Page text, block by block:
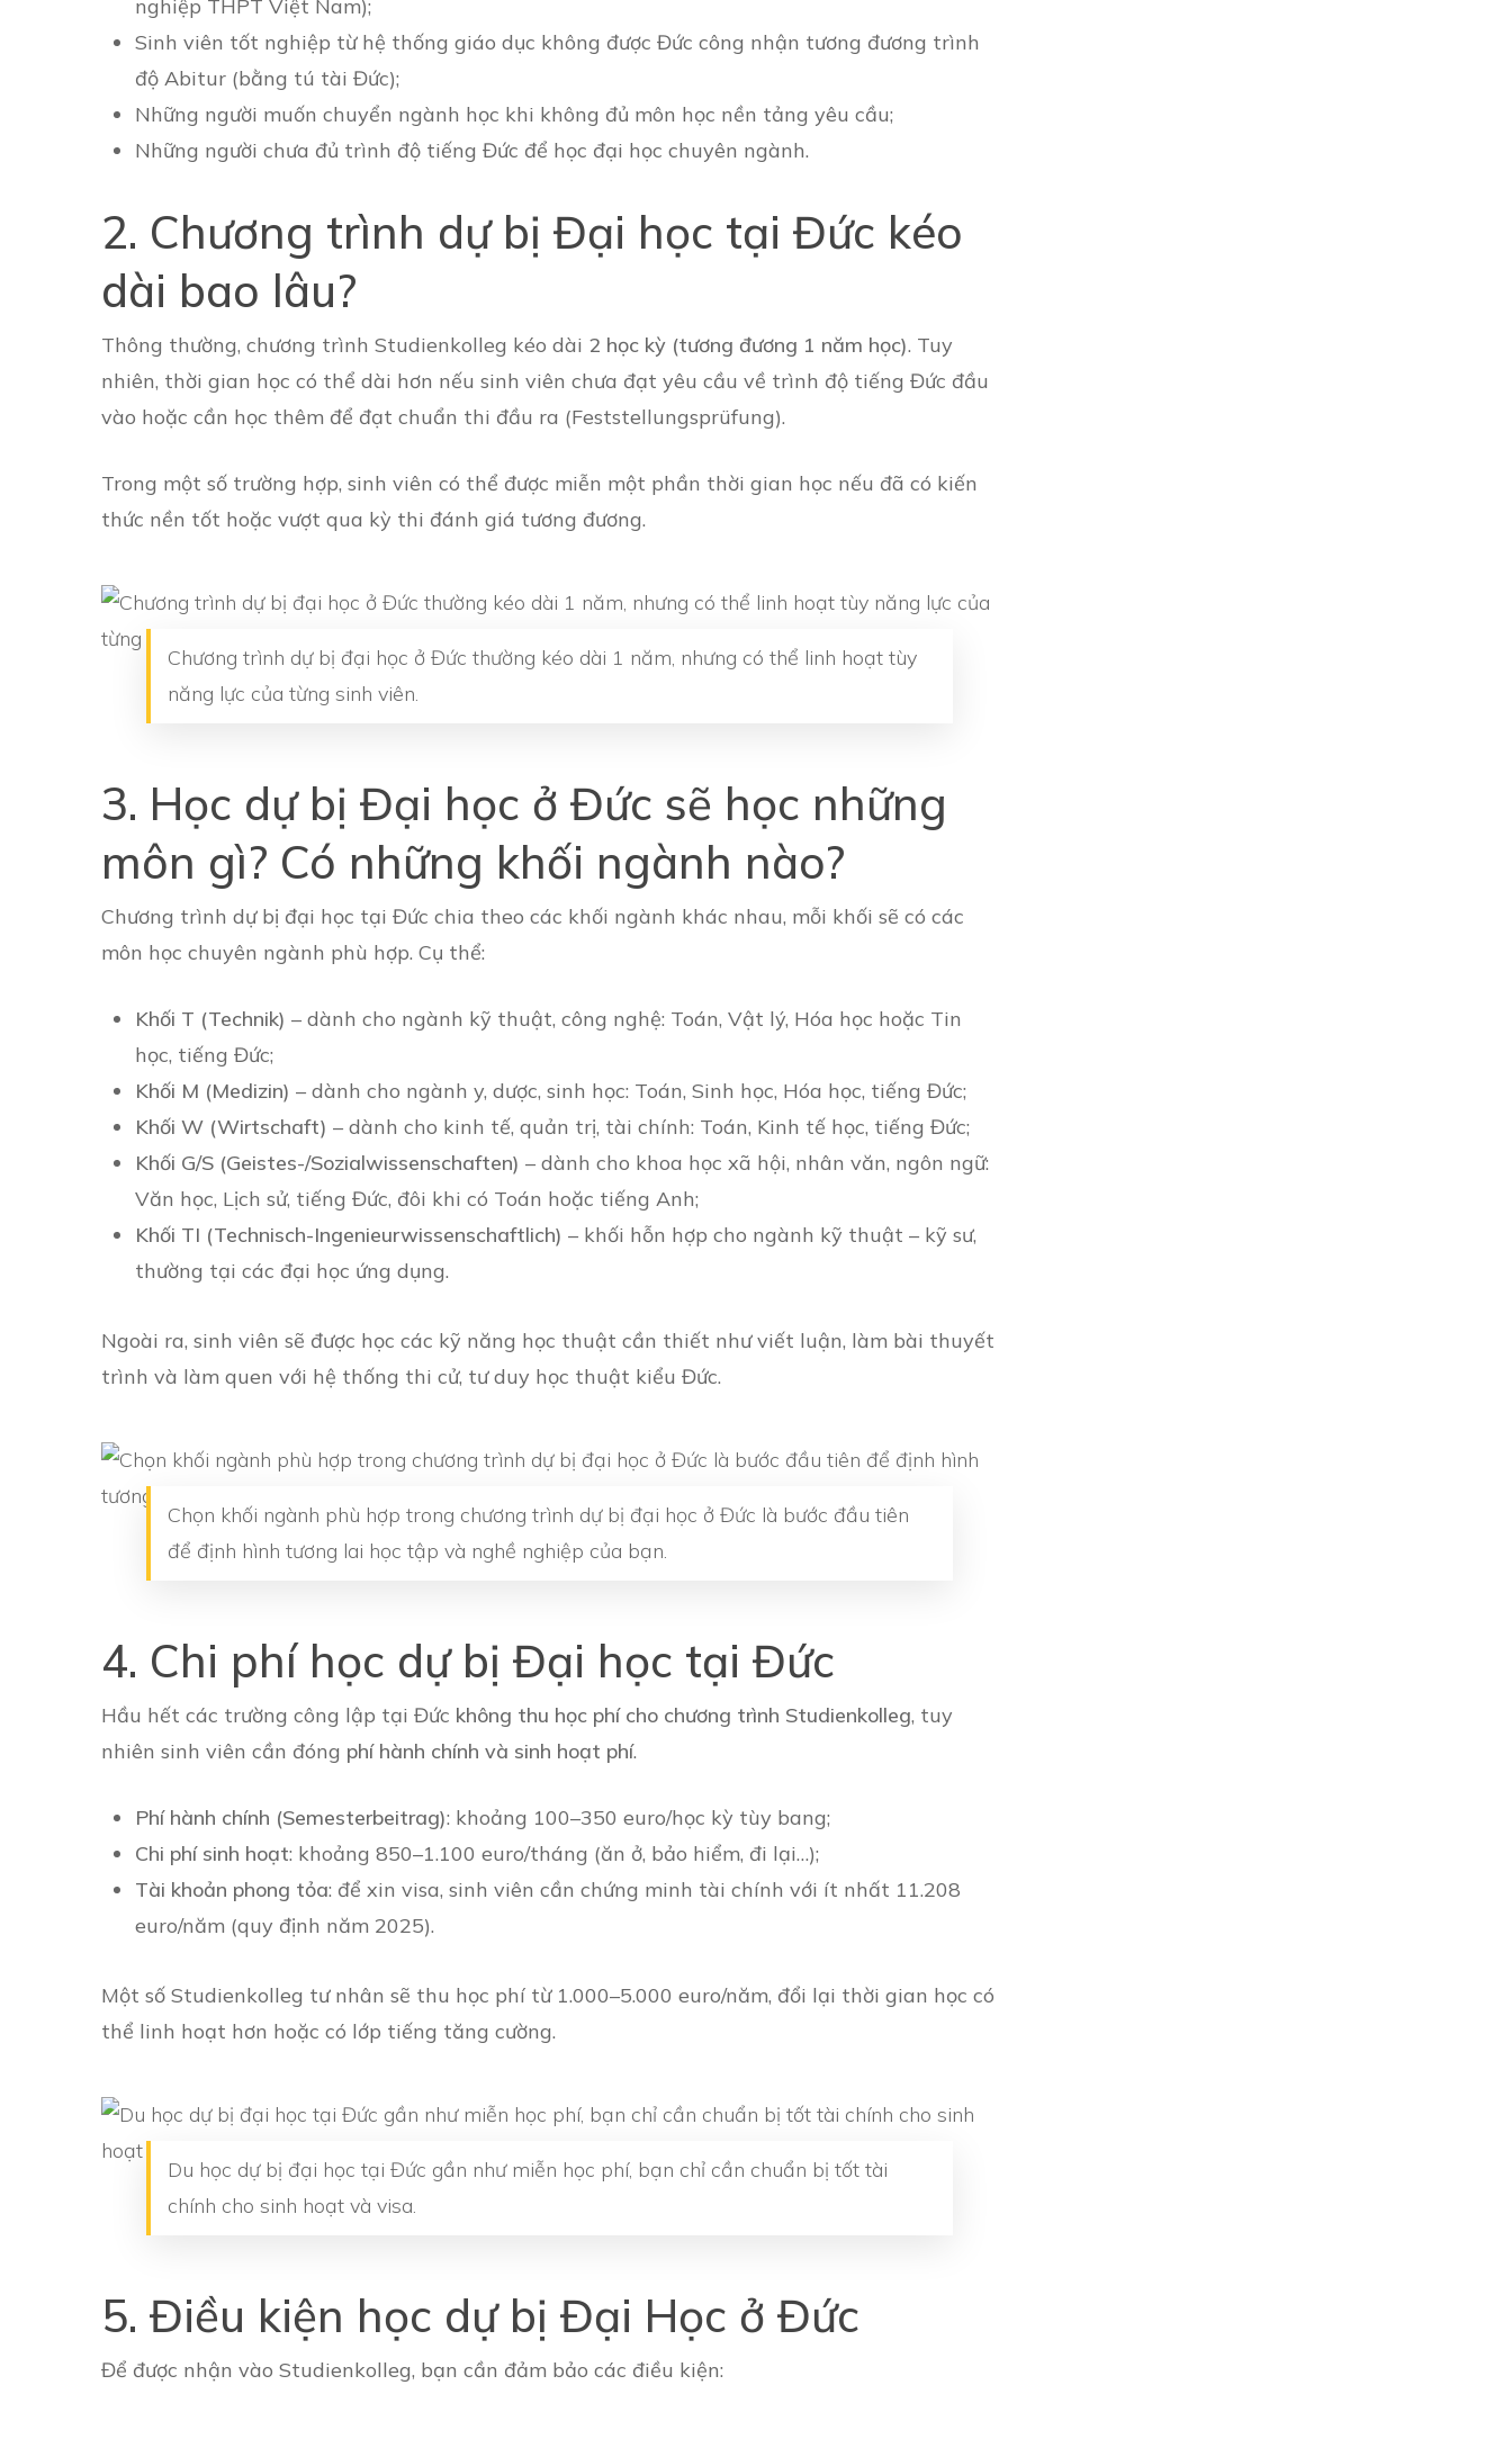
nghiệp THPT Việt Nam);
Sinh viên tốt nghiệp từ hệ thống giáo dục không được Đức công nhận tương đương trình
độ Abitur (bằng tú tài Đức);
Những người muốn chuyển ngành học khi không đủ môn học nền tảng yêu cầu;
Những người chưa đủ trình độ tiếng Đức để học đại học chuyên ngành.
2. Chương trình dự bị Đại học tại Đức kéo
dài bao lâu?
Thông thường, chương trình Studienkolleg kéo dài 2 học kỳ (tương đương 1 năm học). Tuy
nhiên, thời gian học có thể dài hơn nếu sinh viên chưa đạt yêu cầu về trình độ tiếng Đức đầu
vào hoặc cần học thêm để đạt chuẩn thi đầu ra (Feststellungsprüfung).
Trong một số trường hợp, sinh viên có thể được miễn một phần thời gian học nếu đã có kiến
thức nền tốt hoặc vượt qua kỳ thi đánh giá tương đương.
Chương trình dự bị đại học ở Đức thường kéo dài 1 năm, nhưng có thể linh hoạt tùy
năng lực của từng sinh viên.
3. Học dự bị Đại học ở Đức sẽ học những
môn gì? Có những khối ngành nào?
Chương trình dự bị đại học tại Đức chia theo các khối ngành khác nhau, mỗi khối sẽ có các
môn học chuyên ngành phù hợp. Cụ thể:
Khối T (Technik) – dành cho ngành kỹ thuật, công nghệ: Toán, Vật lý, Hóa học hoặc Tin
học, tiếng Đức;
Khối M (Medizin) – dành cho ngành y, dược, sinh học: Toán, Sinh học, Hóa học, tiếng Đức;
Khối W (Wirtschaft) – dành cho kinh tế, quản trị, tài chính: Toán, Kinh tế học, tiếng Đức;
Khối G/S (Geistes-/Sozialwissenschaften) – dành cho khoa học xã hội, nhân văn, ngôn ngữ:
Văn học, Lịch sử, tiếng Đức, đôi khi có Toán hoặc tiếng Anh;
Khối TI (Technisch-Ingenieurwissenschaftlich) – khối hỗn hợp cho ngành kỹ thuật – kỹ sư,
thường tại các đại học ứng dụng.
Ngoài ra, sinh viên sẽ được học các kỹ năng học thuật cần thiết như viết luận, làm bài thuyết
trình và làm quen với hệ thống thi cử, tư duy học thuật kiểu Đức.
Chọn khối ngành phù hợp trong chương trình dự bị đại học ở Đức là bước đầu tiên
để định hình tương lai học tập và nghề nghiệp của bạn.
4. Chi phí học dự bị Đại học tại Đức
Hầu hết các trường công lập tại Đức không thu học phí cho chương trình Studienkolleg, tuy
nhiên sinh viên cần đóng phí hành chính và sinh hoạt phí.
Phí hành chính (Semesterbeitrag): khoảng 100–350 euro/học kỳ tùy bang;
Chi phí sinh hoạt: khoảng 850–1.100 euro/tháng (ăn ở, bảo hiểm, đi lại…);
Tài khoản phong tỏa: để xin visa, sinh viên cần chứng minh tài chính với ít nhất 11.208
euro/năm (quy định năm 2025).
Một số Studienkolleg tư nhân sẽ thu học phí từ 1.000–5.000 euro/năm, đổi lại thời gian học có
thể linh hoạt hơn hoặc có lớp tiếng tăng cường.
Du học dự bị đại học tại Đức gần như miễn học phí, bạn chỉ cần chuẩn bị tốt tài
chính cho sinh hoạt và visa.
5. Điều kiện học dự bị Đại Học ở Đức
Để được nhận vào Studienkolleg, bạn cần đảm bảo các điều kiện: